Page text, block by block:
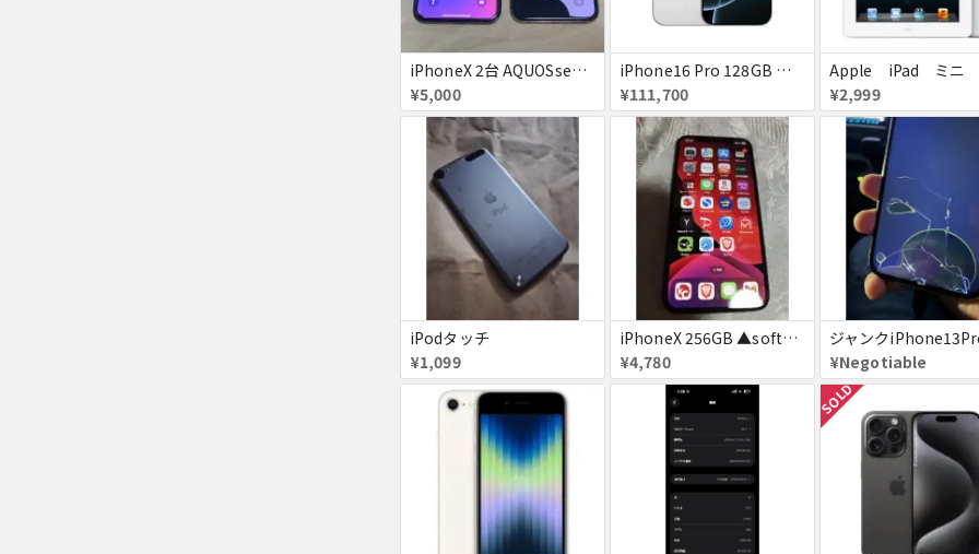
iPhoneX 2台 AQUOSsense5g ジャンク品
¥5,000
iPhone16 Pro 128GB ホワイトチタニウム docomo 送料無料
¥111,700
Apple iPad ミニ
¥2,999
iPodタッチ
¥1,099
iPhoneX 256GB ▲softbank ジャンク スペースグレイ A1902 送料無料
¥4,780
¥Negotiable
SOLD